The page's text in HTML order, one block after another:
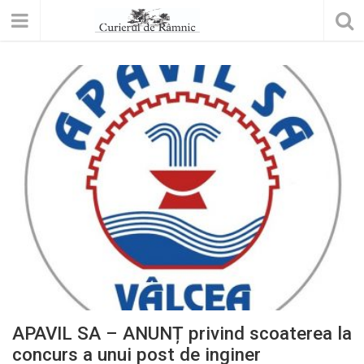
APAVIL SA – ANUNȚ privind scoaterea la
concurs a unui post de inginer